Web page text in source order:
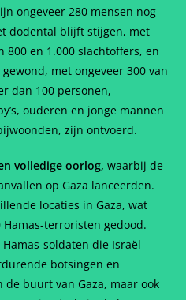
ongeveer 280 mensen nog
dodental blijft stijgen, met
en 1.000 slachtoffers, en
met ongeveer 300 van
dan 100 personen,
ouderen en jonge mannen
zijn ontvoerd.
volledige oorlog, waarbij de
op Gaza lanceerden.
locaties in Gaza, wat
terroristen gedood.
soldaten die Israël
botsingen en
buurt van Gaza, maar ook